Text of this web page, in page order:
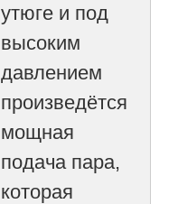
утюге и под
высоким
давлением
произведётся
мощная
подача пара,
которая